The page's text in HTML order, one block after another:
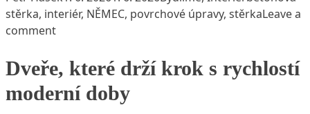
stěrka, interiér, NĚMEC, povrchové úpravy, stěrkaLeave a
commenton 50 odstínů šedi: jak betonová stěrka mění
Dveře, které drží krok s rychlostí
moderní doby